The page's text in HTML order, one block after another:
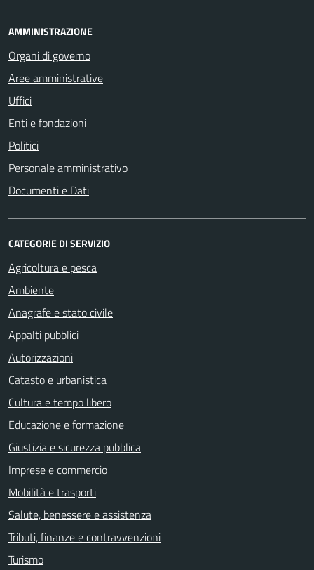
AMMINISTRAZIONE
Organi di governo
Aree amministrative
Uffici
Enti e fondazioni
Politici
Personale amministrativo
Documenti e Dati
CATEGORIE DI SERVIZIO
Agricoltura e pesca
Ambiente
Anagrafe e stato civile
Appalti pubblici
Autorizzazioni
Catasto e urbanistica
Cultura e tempo libero
Educazione e formazione
Giustizia e sicurezza pubblica
Imprese e commercio
Mobilità e trasporti
Salute, benessere e assistenza
Tributi, finanze e contravvenzioni
Turismo